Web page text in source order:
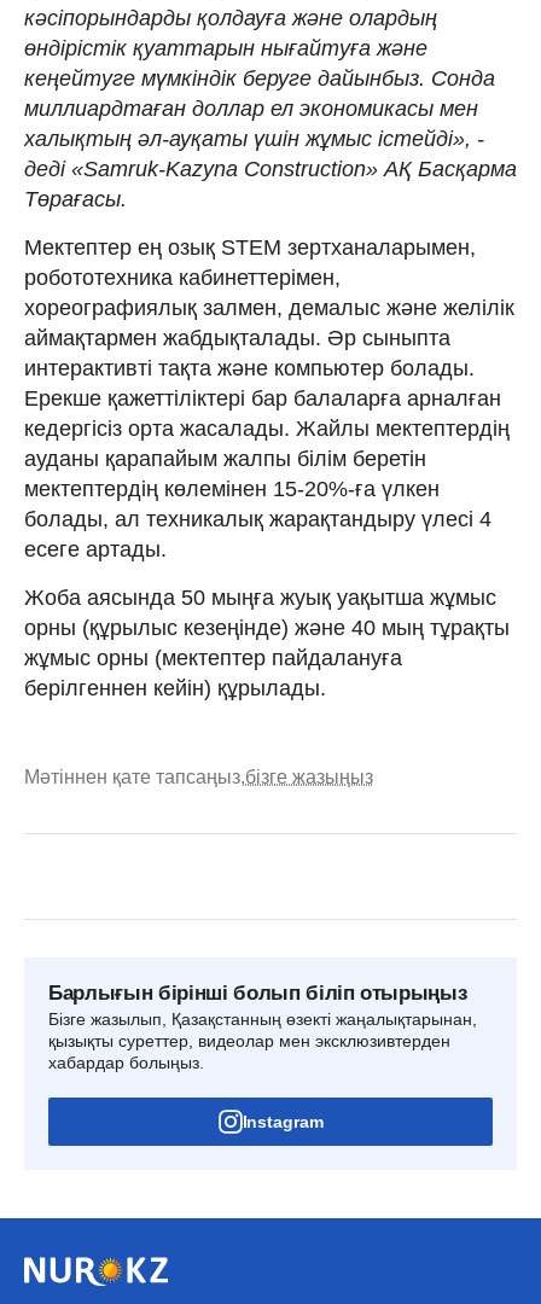
кәсіпорындарды қолдауға және олардың
өндірістік қуаттарын нығайтуға және
кеңейтуге мүмкіндік беруге дайынбыз. Сонда
миллиардтаған доллар ел экономикасы мен
халықтың әл-ауқаты үшін жұмыс істейді», -
деді «Samruk-Kazyna Construction» АҚ Басқарма
Төрағасы.
Мектептер ең озық STEM зертханаларымен,
робототехника кабинеттерімен,
хореографиялық залмен, демалыс және желілік
аймақтармен жабдықталады. Әр сыныпта
интерактивті тақта және компьютер болады.
Ерекше қажеттіліктері бар балаларға арналған
кедергісіз орта жасалады. Жайлы мектептердің
ауданы қарапайым жалпы білім беретін
мектептердің көлемінен 15-20%-ға үлкен
болады, ал техникалық жарақтандыру үлесі 4
есеге артады.
Жоба аясында 50 мыңға жуық уақытша жұмыс
орны (құрылыс кезеңінде) және 40 мың тұрақты
жұмыс орны (мектептер пайдалануға
берілгеннен кейін) құрылады.
Мәтіннен қате тапсаңыз,бізге жазыңыз
Барлығын бірінші болып біліп отырыңыз
Бізге жазылып, Қазақстанның өзекті жаңалықтарынан,
қызықты суреттер, видеолар мен эксклюзивтерден
хабардар болыңыз.
Instagram